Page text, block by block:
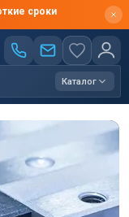
сроки
Каталог